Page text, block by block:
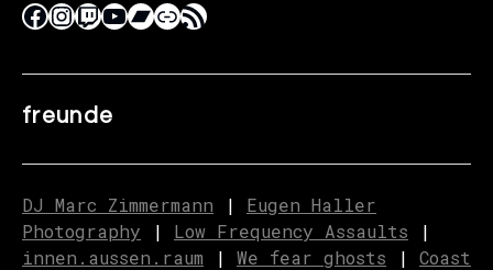
freunde
DJ Marc Zimmermann | Eugen Haller
Photography | Low Frequency Assaults |
innen.aussen.raum | We fear ghosts | Coast